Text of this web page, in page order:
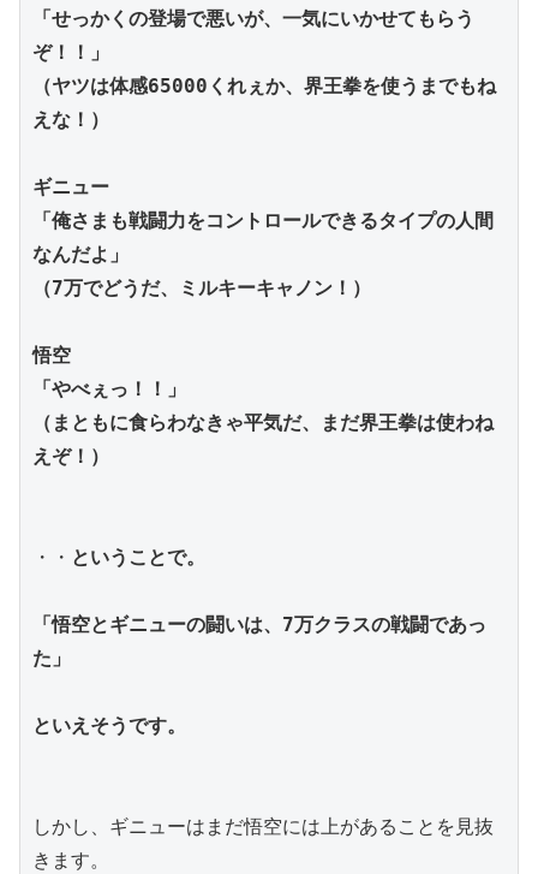
「せっかくの登場で悪いが、一気にいかせてもらう
ぞ！！」
（ヤツは体感65000くれぇか、界王拳を使うまでもね
えな！）
ギニュー
「俺さまも戦闘力をコントロールできるタイプの人間
なんだよ」
（7万でどうだ、ミルキーキャノン！）
悟空
「やべぇっ！！」
（まともに食らわなきゃ平気だ、まだ界王拳は使わね
えぞ！）
・・ ということで。
「悟空とギニューの闘いは、7万クラスの戦闘であっ
た」
といえそうです。
しかし、ギニューはまだ悟空には上があることを見抜
きます。